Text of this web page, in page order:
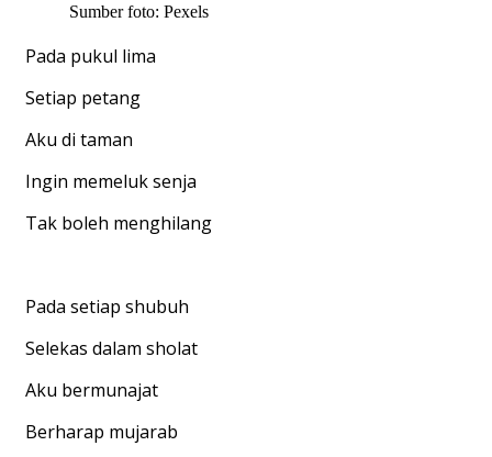
Sumber foto: Pexels
Pada pukul lima
Setiap petang
Aku di taman
Ingin memeluk senja
Tak boleh menghilang
Pada setiap shubuh
Selekas dalam sholat
Aku bermunajat
Berharap mujarab